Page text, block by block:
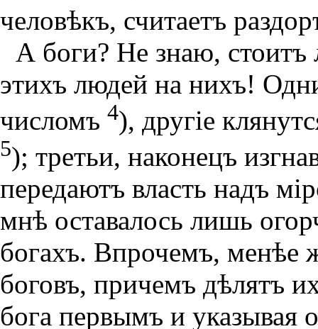
человѣкъ, считаетъ
А боги? Не знаю, стоитъ
этихъ людей на нихъ!
числомъ 4), другiе
5); третьи, наконецъ
передаютъ власть надъ
мнѣ оставалось лишь
богахъ. Впрочемъ, менѣе
боговъ, причемъ дѣлятъ
бога первымъ и указывая